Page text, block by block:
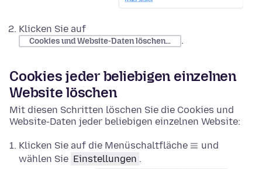
Klicken Sie auf
Cookies und Website-Daten löschen… .
Cookies jeder beliebigen einzelnen
Website löschen
Mit diesen Schritten löschen Sie die Cookies und
Website-Daten jeder beliebigen einzelnen Website:
Klicken Sie auf die Menüschaltfläche
und
wählen Sie Einstellungen .